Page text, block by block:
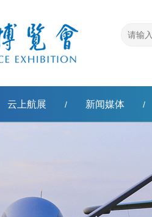
云上航展 / 新闻媒体 /
扩展函数不能返回空值。]